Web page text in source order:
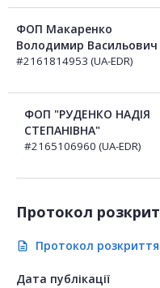
ФОП Макаренко
Володимир Васильович
#2161814953 (UA-EDR)
ФОП "РУДЕНКО НАДІЯ
СТЕПАНІВНА"
#2165106960 (UA-EDR)
Протокол
description Протокол
Дата публікації